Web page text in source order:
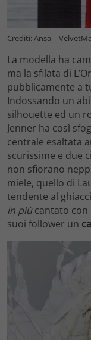
Crediti: Ansa –
La modella ha
ma la sfilata di
pubblicamente a
Indossando un
silhouette ed un
Jenner ha così
centrale esaltata
scurissime e due
non sfiorano
miele, quello di
tendente al
in più cantato con
suoi follower un